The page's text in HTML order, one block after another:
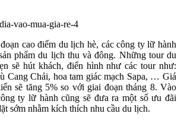
cao điểm du lịch hè, các công ty lữ hành
phẩm du lịch thu và đông. Những tour du
sẽ hút khách, điển hình như các tour như:
Cang Chải, hoa tam giác mạch Sapa, … Giá
sẽ tăng 5% so với giai đoạn tháng 8. Vào
ty lữ hành cũng sẽ đưa ra một số ưu đãi
sớm nhằm kích thích nhu cầu du lịch.